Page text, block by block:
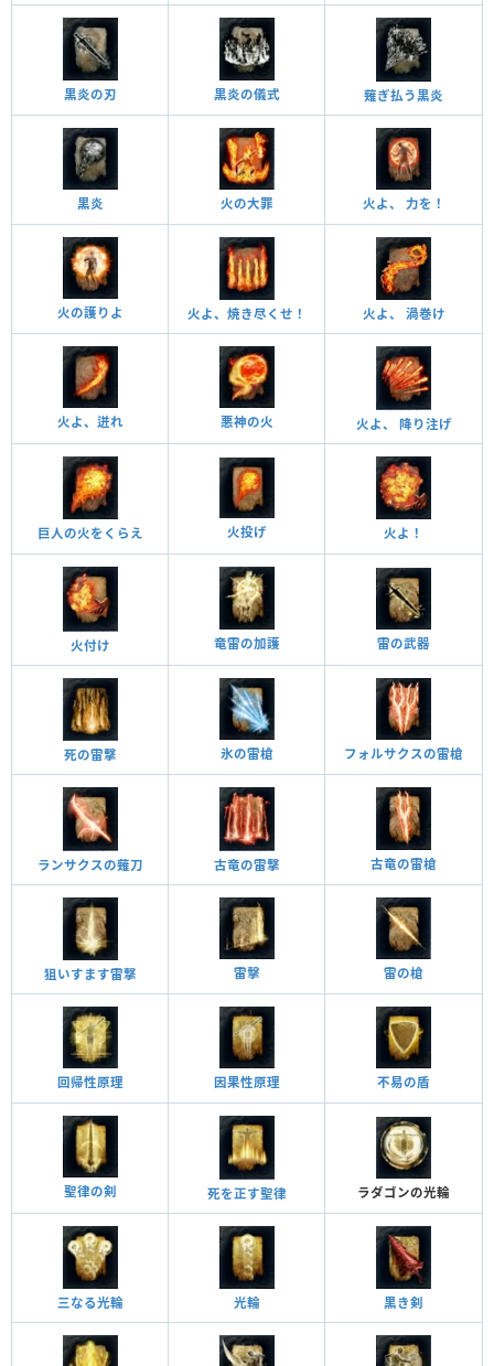
黒炎の刃 黒炎の儀式 薙ぎ払う黒炎
黒炎 火の大罪 火よ、 力を！
火の護りよ 火よ、焼き尽くせ！ 火よ、 渦巻け
火よ、迸れ 悪神の火 火よ、 降り注げ
巨人の火をくらえ 火投げ 火よ！
火付け 竜雷の加護 雷の武器
死の雷撃 氷の雷槍 フォルサクスの雷槍
ランサクスの薙刀 古竜の雷撃 古竜の雷槍
狙いすます雷撃 雷擊 雷の槍
回帰性原理 因果性原理 不易の盾
聖律の剣 死を正す聖律 ラダゴンの光輪
三なる光輪 光輪 黒き剣